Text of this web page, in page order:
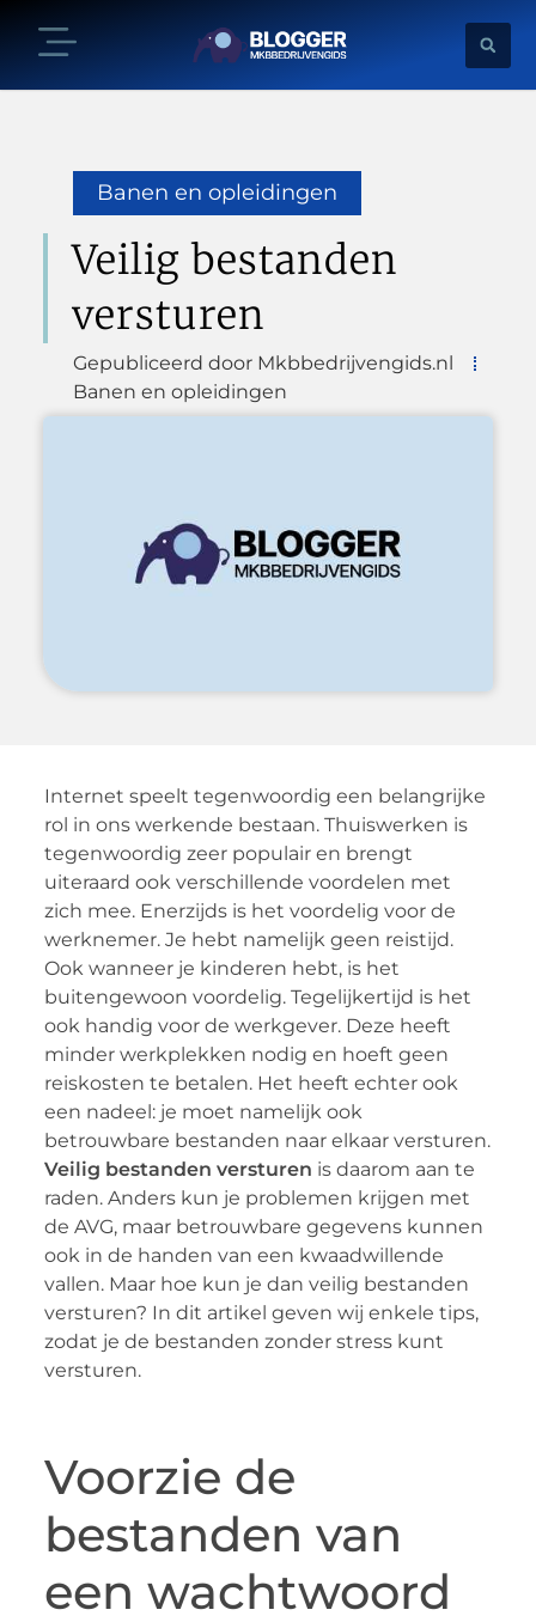
Banen en opleidingen
Veilig bestanden
versturen
Gepubliceerd door Mkbbedrijvengids.nl
Banen en opleidingen
Internet speelt tegenwoordig een belangrijke
rol in ons werkende bestaan. Thuiswerken is
tegenwoordig zeer populair en brengt
uiteraard ook verschillende voordelen met
zich mee. Enerzijds is het voordelig voor de
werknemer. Je hebt namelijk geen reistijd.
Ook wanneer je kinderen hebt, is het
buitengewoon voordelig. Tegelijkertijd is het
ook handig voor de werkgever. Deze heeft
minder werkplekken nodig en hoeft geen
reiskosten te betalen. Het heeft echter ook
een nadeel: je moet namelijk ook
betrouwbare bestanden naar elkaar versturen.
Veilig bestanden versturen is daarom aan te
raden. Anders kun je problemen krijgen met
de AVG, maar betrouwbare gegevens kunnen
ook in de handen van een kwaadwillende
vallen. Maar hoe kun je dan veilig bestanden
versturen? In dit artikel geven wij enkele tips,
zodat je de bestanden zonder stress kunt
versturen.
Voorzie de
bestanden van
een wachtwoord